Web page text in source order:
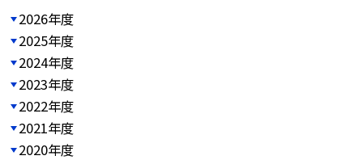
2026年度
2025年度
2024年度
2023年度
2022年度
2021年度
2020年度